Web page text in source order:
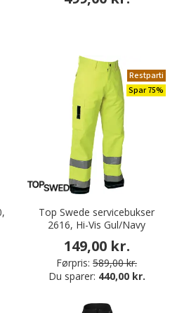
Restparti
Spar 75%
Top Swede servicebukser
2616, Hi-Vis Gul/Navy
149,00 kr.
Førpris: 589,00 kr.
Du sparer: 440,00 kr.